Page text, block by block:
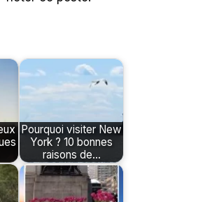
Pourquoi visiter New
York ? 10 bonnes
raisons de…